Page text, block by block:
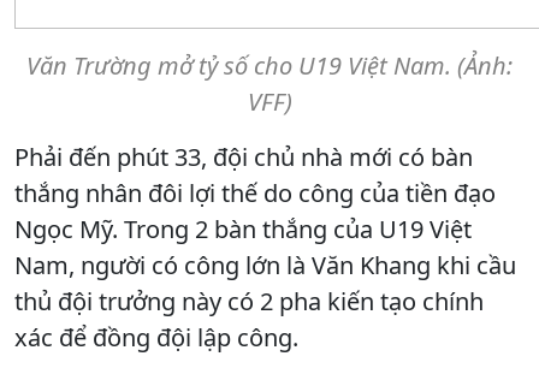
Văn Trường mở tỷ số cho U19 Việt Nam. (Ảnh:
VFF)
Phải đến phút 33, đội chủ nhà mới có bàn
thắng nhân đôi lợi thế do công của tiền đạo
Ngọc Mỹ. Trong 2 bàn thắng của U19 Việt
Nam, người có công lớn là Văn Khang khi cầu
thủ đội trưởng này có 2 pha kiến tạo chính
xác để đồng đội lập công.